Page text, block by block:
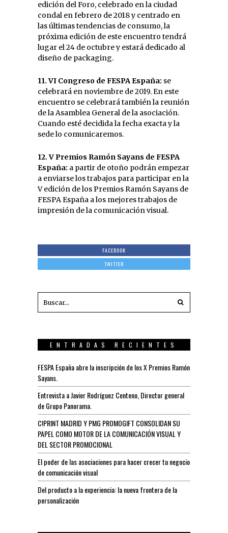
edición del Foro, celebrado en la ciudad
condal en febrero de 2018 y centrado en
las últimas tendencias de consumo, la
próxima edición de este encuentro tendrá
lugar el 24 de octubre y estará dedicado al
diseño de packaging.
11. VI Congreso de FESPA España: se
celebrará en noviembre de 2019. En este
encuentro se celebrará también la reunión
de la Asamblea General de la asociación.
Cuando esté decidida la fecha exacta y la
sede lo comunicaremos.
12. V Premios Ramón Sayans de FESPA
España: a partir de otoño podrán empezar
a enviarse los trabajos para participar en la
V edición de los Premios Ramón Sayans de
FESPA España a los mejores trabajos de
impresión de la comunicación visual.
FACEBOOK
TWITTER
ENTRADAS RECIENTES
FESPA España abre la inscripción de los X Premios Ramón
Sayans.
Entrevista a Javier Rodríguez Centeno, Director general
de Grupo Panorama.
C!PRINT MADRID Y PMG PROMOGIFT CONSOLIDAN SU
PAPEL COMO MOTOR DE LA COMUNICACIÓN VISUAL Y
DEL SECTOR PROMOCIONAL
El poder de las asociaciones para hacer crecer tu negocio
de comunicación visual
Del producto a la experiencia: la nueva frontera de la
personalización